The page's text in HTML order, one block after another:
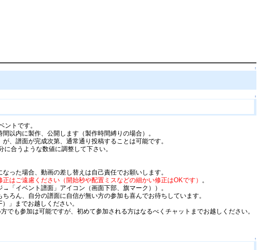
↑
↑
ントです。
以内に製作、公開します（製作時間縛りの場合）。
が、譜面が完成次第、通常通り投稿することは可能です。
合うような数値に調整して下さい。
った場合、動画の差し替えは自己責任でお願いします。
はご遠慮ください（開始秒や配置ミスなどの細かい修正はOKです）
。
「イベント譜面」アイコン（画面下部、旗マーク））。
ろん、自分の譜面に自信が無い方の参加も喜んでお待ちしています。
」までお越しください。
も参加は可能ですが、初めて参加される方はなるべくチャットまでお越しください。
↑